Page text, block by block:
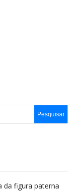
da figura paterna